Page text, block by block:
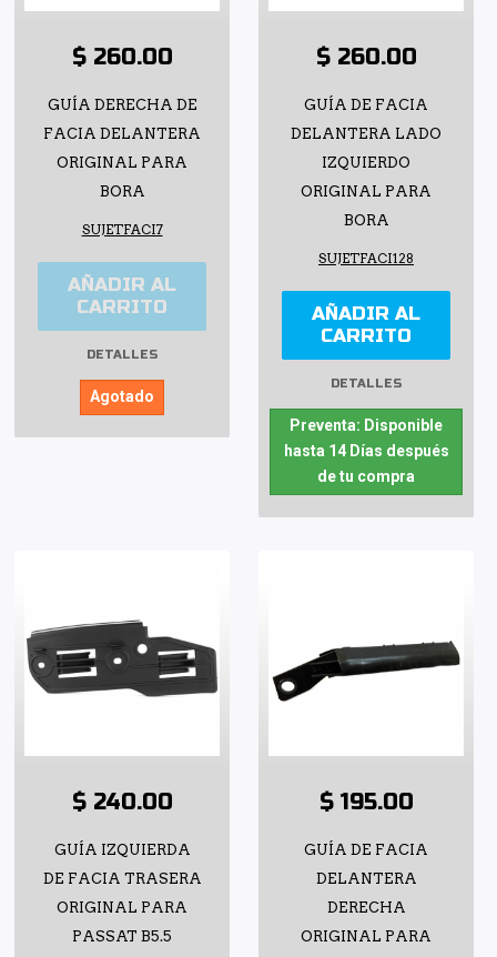
$ 260.00
GUÍA DERECHA DE
FACIA DELANTERA
ORIGINAL PARA
BORA
SUJETFACI7
AÑADIR AL
CARRITO
DETALLES
Agotado
$ 260.00
GUÍA DE FACIA
DELANTERA LADO
IZQUIERDO
ORIGINAL PARA
BORA
SUJETFACI128
AÑADIR AL
CARRITO
DETALLES
Preventa: Disponible
hasta 14 Días después
de tu compra
$ 240.00
GUÍA IZQUIERDA
DE FACIA TRASERA
ORIGINAL PARA
PASSAT B5.5
$ 195.00
GUÍA DE FACIA
DELANTERA
DERECHA
ORIGINAL PARA